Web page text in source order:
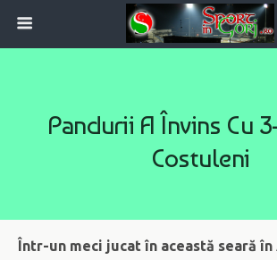
Pandurii A Învins Cu
Costuleni
Într-un meci jucat în această seară în